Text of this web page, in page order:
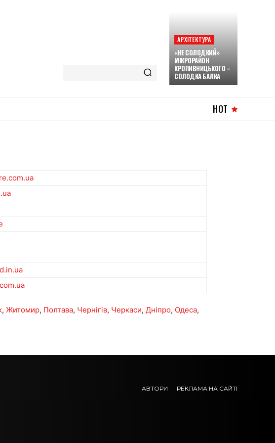
АРХІТЕКТУРА
«НЕ СОЛОДКИЙ»
МІКРОРАЙОН
КРОПИВНИЦЬКОГО –
СОЛОДКА БАЛКА
HOT
, Житомир, Полтава, Чернігів, Черкаси, Дніпро, Одеса,
АВТОРИ РЕКЛАМА НА САЙТІ